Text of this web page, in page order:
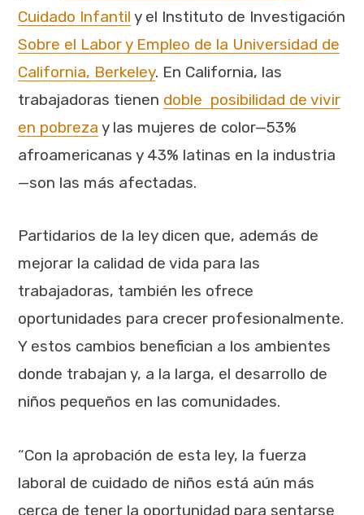
Cuidado Infantil y el Instituto de Investigación
Sobre el Labor y Empleo de la Universidad de
California, Berkeley. En California, las
trabajadoras tienen doble posibilidad de vivir
en pobreza y las mujeres de color—53%
afroamericanas y 43% latinas en la industria
—son las más afectadas.
Partidarios de la ley dicen que, además de
mejorar la calidad de vida para las
trabajadoras, también les ofrece
oportunidades para crecer profesionalmente.
Y estos cambios benefician a los ambientes
donde trabajan y, a la larga, el desarrollo de
niños pequeños en las comunidades.
“Con la aprobación de esta ley, la fuerza
laboral de cuidado de niños está aún más
cerca de tener la oportunidad para sentarse